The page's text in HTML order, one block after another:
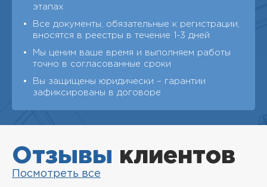
этапах
Все документы, обязательные к регистрации,
вносятся в реестры в течение 1-3 дней
Мы ценим ваше время и выполняем работы
точно в согласованные сроки
Вы защищены юридически – гарантии
зафиксированы в договоре
Отзывы клиентов
Посмотреть все